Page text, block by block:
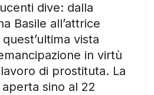
dive: dalla
Basile all’attrice
vista
in virtù
di prostituta. La
sino al 22